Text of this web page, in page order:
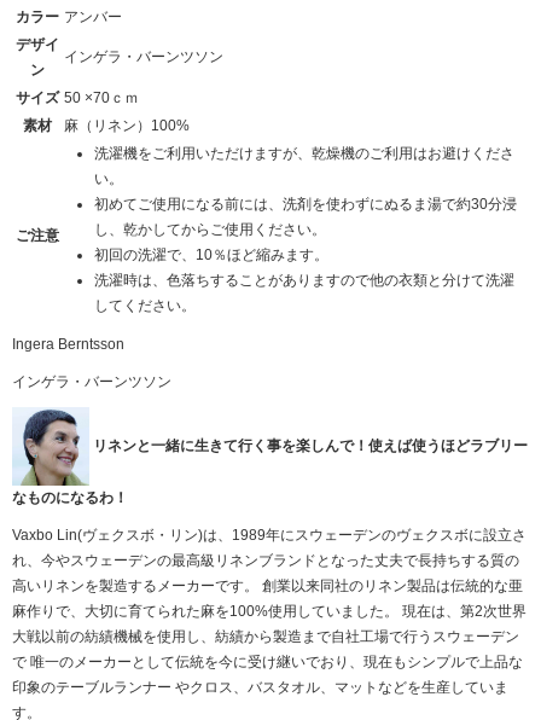
カラー アンバー
デザイ
ン
インゲラ・バーンツソン
サイズ 50 ×70ｃｍ
素材
麻（リネン）100%
ご注意
洗濯機をご利用いただけますが、乾燥機のご利用はお避けくださ
い。
初めてご使用になる前には、洗剤を使わずにぬるま湯で約30分浸
し、乾かしてからご使用ください。
初回の洗濯で、10％ほど縮みます。
洗濯時は、色落ちすることがありますので他の衣類と分けて洗濯
してください。
Ingera Berntsson
インゲラ・バーンツソン
リネンと一緒に生きて行く事を楽しんで！使えば使うほどラブリー
なものになるわ！
Vaxbo Lin(ヴェクスボ・リン)は、1989年にスウェーデンのヴェクスボに設立さ
れ、今やスウェーデンの最高級リネンブランドとなった丈夫で長持ちする質の
高いリネンを製造するメーカーです。 創業以来同社のリネン製品は伝統的な亜
麻作りで、大切に育てられた麻を100%使用していました。 現在は、第2次世界
大戦以前の紡績機械を使用し、紡績から製造まで自社工場で行うスウェーデン
で 唯一のメーカーとして伝統を今に受け継いでおり、現在もシンプルで上品な
印象のテーブルランナー やクロス、バスタオル、マットなどを生産していま
す。